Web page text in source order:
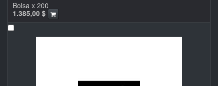
1.385,00 $
Bolsa x 200